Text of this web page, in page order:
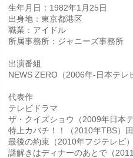
生年月日：1982年1月25日
出身地：東京都港区
職業：アイドル
所属事務所：ジャニーズ事務所
出演番組
NEWS ZERO（2006年-日本テレ
代表作
テレビドラマ
ザ・クイズショウ（2009年日本
特上カバチ！！（2010年TBS）
最後の約束（2010年フジテレビ
謎解きはディナーのあとで（